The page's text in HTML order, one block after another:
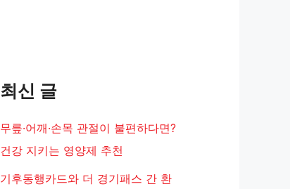
최신 글
무릎·어깨·손목 관절이 불편하다면?
건강 지키는 영양제 추천
기후동행카드와 더 경기패스 간 환